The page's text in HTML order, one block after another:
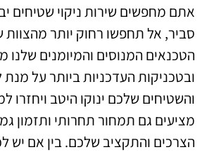
אתם מחפשים שירות ניקוי שטיחים
סביר, אל תחפשו רחוק יותר מהצוות
הטכנאים המנוסים והמיומנים
ובטכניקות העדכניות ביותר על
והשטיחים שלכם ינוקו היטב ויחזרו
מציעים גם תמחור תחרותי ותזמון
הצרכים והתקציב שלכם. בין אם יש